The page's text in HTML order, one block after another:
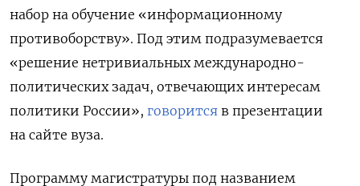
набор на обучение «информационному
противоборству». Под этим подразумевается
«решение нетривиальных международно-
политических задач, отвечающих интересам
политики России», говорится в презентации
на сайте вуза.
Программу магистратуры под названием